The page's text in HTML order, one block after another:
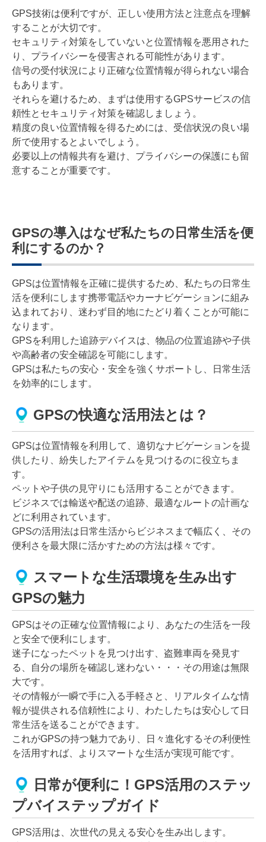
GPS技術は便利ですが、正しい使用方法と注意点を理解
することが大切です。
セキュリティ対策をしていないと位置情報を悪用された
り、プライバシーを侵害される可能性があります。
信号の受付状況により正確な位置情報が得られない場合
もあります。
それらを避けるため、まずは使用するGPSサービスの信
頼性とセキュリティ対策を確認しましょう。
精度の良い位置情報を得るためには、受信状況の良い場
所で使用するとよいでしょう。
必要以上の情報共有を避け、プライバシーの保護にも留
意することが重要です。
GPSの導入はなぜ私たちの日常生活を便
利にするのか？
GPSは位置情報を正確に提供するため、私たちの日常生
活を便利にします携帯電話やカーナビゲーションに組み
込まれており、迷わず目的地にたどり着くことが可能に
なります。
GPSを利用した追跡デバイスは、物品の位置追跡や子供
や高齢者の安全確認を可能にします。
GPSは私たちの安心・安全を強くサポートし、日常生活
を効率的にします。
GPSの快適な活用法とは？
GPSは位置情報を利用して、適切なナビゲーションを提
供したり、紛失したアイテムを見つけるのに役立ちま
す。
ペットや子供の見守りにも活用することができます。
ビジネスでは輸送や配送の追跡、最適なルートの計画な
どに利用されています。
GPSの活用法は日常生活からビジネスまで幅広く、その
便利さを最大限に活かすための方法は様々です。
スマートな生活環境を生み出す
GPSの魅力
GPSはその正確な位置情報により、あなたの生活を一段
と安全で便利にします。
迷子になったペットを見つけ出す、盗難車両を発見す
る、自分の場所を確認し迷わない・・・その用途は無限
大です。
その情報が一瞬で手に入る手軽さと、リアルタイムな情
報が提供される信頼性により、わたしたちは安心して日
常生活を送ることができます。
これがGPSの持つ魅力であり、日々進化するその利便性
を活用すれば、よりスマートな生活が実現可能です。
日常が便利に！GPS活用のステッ
プバイステップガイド
GPS活用は、次世代の見える安心を生み出します。